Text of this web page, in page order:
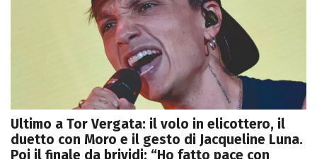
Ultimo a Tor Vergata: il volo in elicottero, il
duetto con Moro e il gesto di Jacqueline Luna.
Poi il finale da brividi: “Ho fatto pace con